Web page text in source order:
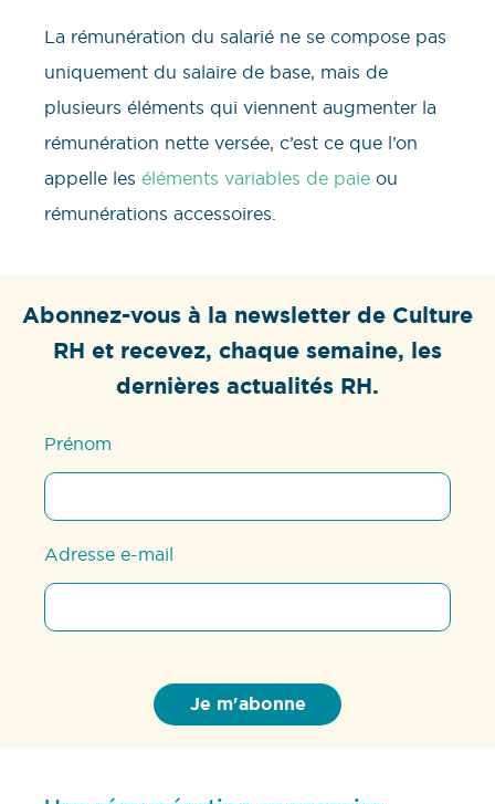
La rémunération du salarié ne se compose pas
uniquement du salaire de base, mais de
plusieurs éléments qui viennent augmenter la
rémunération nette versée, c’est ce que l’on
appelle les éléments variables de paie ou
rémunérations accessoires.
Abonnez-vous à la newsletter de Culture
RH et recevez, chaque semaine, les
dernières actualités RH.
Prénom
Adresse e-mail